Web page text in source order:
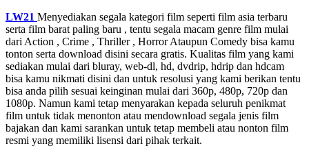
LW21 Menyediakan segala kategori film seperti film asia terbaru
serta film barat paling baru , tentu segala macam genre film mulai
dari Action , Crime , Thriller , Horror Ataupun Comedy bisa kamu
tonton serta download disini secara gratis. Kualitas film yang kami
sediakan mulai dari bluray, web-dl, hd, dvdrip, hdrip dan hdcam
bisa kamu nikmati disini dan untuk resolusi yang kami berikan tentu
bisa anda pilih sesuai keinginan mulai dari 360p, 480p, 720p dan
1080p. Namun kami tetap menyarakan kepada seluruh penikmat
film untuk tidak menonton atau mendownload segala jenis film
bajakan dan kami sarankan untuk tetap membeli atau nonton film
resmi yang memiliki lisensi dari pihak terkait.